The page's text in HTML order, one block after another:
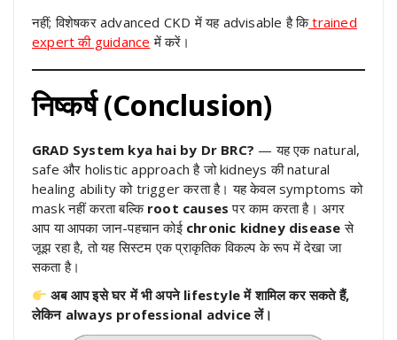
नहीं; विशेषकर advanced CKD में यह advisable है किtrained
expert की guidance में करें।
निष्कर्ष (Conclusion)
GRAD System kya hai by Dr BRC? — यह एक natural,
safe और holistic approach है जो kidneys की natural
healing ability को trigger करता है। यह केवल symptoms को
mask नहीं करता बल्कि root causes पर काम करता है। अगर
आप या आपका जान-पहचान कोई chronic kidney disease से
जूझ रहा है, तो यह सिस्टम एक प्राकृतिक विकल्प के रूप में देखा जा
सकता है।
अब आप इसे घर में भी अपने lifestyle में शामिल कर सकते हैं,
लेकिन always professional advice लें।